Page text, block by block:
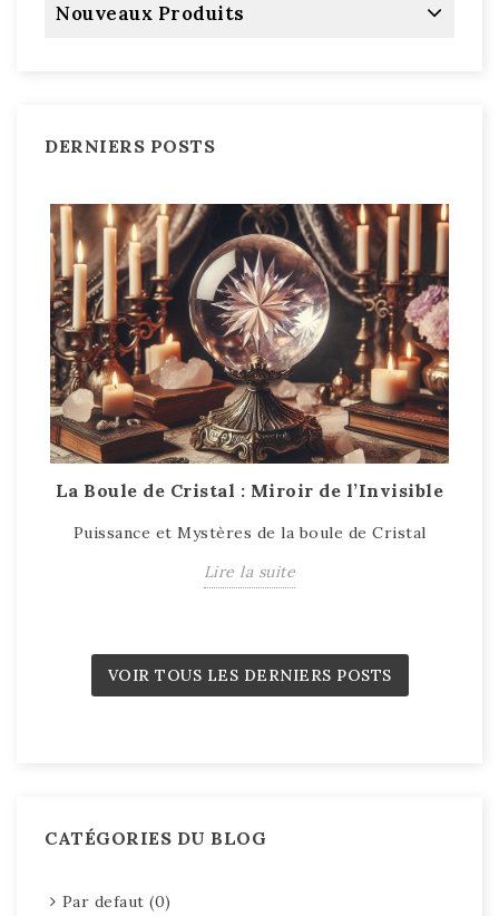
Nouveaux Produits
DERNIERS POSTS
La Boule de Cristal : Miroir de l’Invisible
Puissance et Mystères de la boule de Cristal
Lire la suite
VOIR TOUS LES DERNIERS POSTS
CATÉGORIES DU BLOG
Par defaut (0)